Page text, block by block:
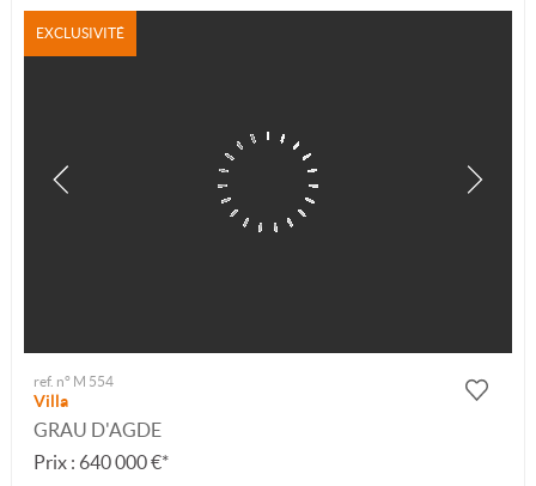
EXCLUSIVITÉ
ref. n° M 554
Villa
GRAU D'AGDE
Prix : 640 000 €*